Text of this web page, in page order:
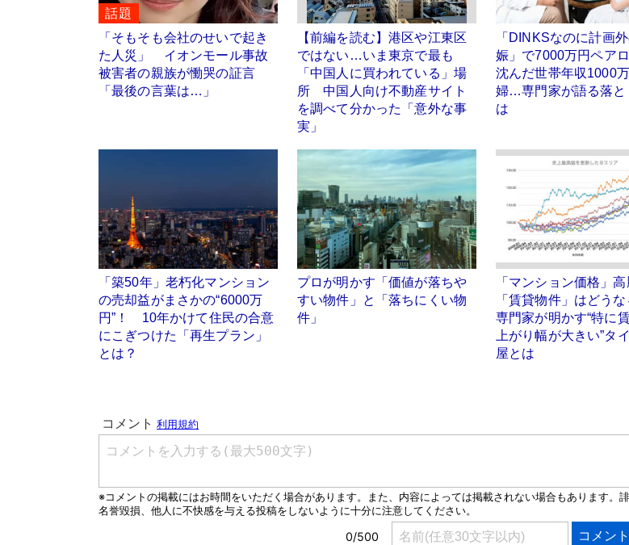
話題
「そもそも会社のせいで起き
た人災」 イオンモール事故
被害者の親族が慟哭の証言
「最後の言葉は…」
【前編を読む】港区や江東区
ではない…いま東京で最も
「中国人に買われている」場
所 中国人向け不動産サイト
を調べて分かった「意外な事
実」
「DINKSなのに計画
娠」で7000万円ペア
沈んだ世帯年収1000
婦…専門家が語る落と
は
「築50年」老朽化マンション
の売却益がまさかの“6000万
円”！ 10年かけて住民の合意
にこぎつけた「再生プラン」
とは？
プロが明かす「価値が落ちや
すい物件」と「落ちにくい物
件」
「マンション価格」
「賃貸物件」はどう
専門家が明かす“特に
上がり幅が大きい”タ
屋とは